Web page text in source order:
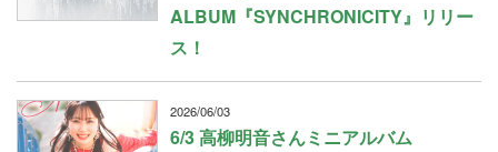
ALBUM『SYNCHRONICITY』リリー
ス！
2026/06/03
6/3 高柳明音さんミニアルバム